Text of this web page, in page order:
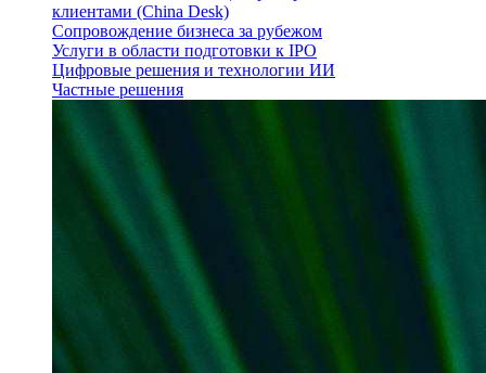
клиентами (China Desk)
Сопровождение бизнеса за рубежом
Услуги в области подготовки к IPO
Цифровые решения и технологии ИИ
Частные решения